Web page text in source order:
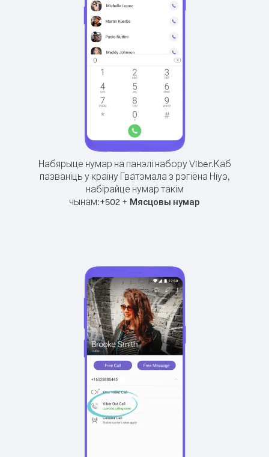
Набярыце нумар на панэлі набору Viber.Каб
пазваніць у краіну Гватэмала з рэгіёна Ніуэ,
набірайце нумар такім
чынам:+502 + Мясцовы нумар